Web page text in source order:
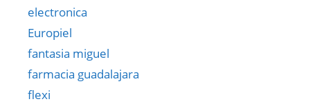
electronica
Europiel
fantasia miguel
farmacia guadalajara
flexi